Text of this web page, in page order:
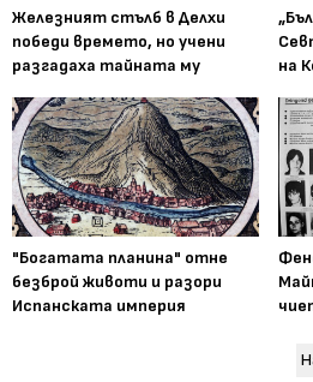
Железният стълб в Делхи
победи времето, но учени
разгадаха тайната му
на
"Богатата планина" отне
безброй животи и разори
Испанската империя